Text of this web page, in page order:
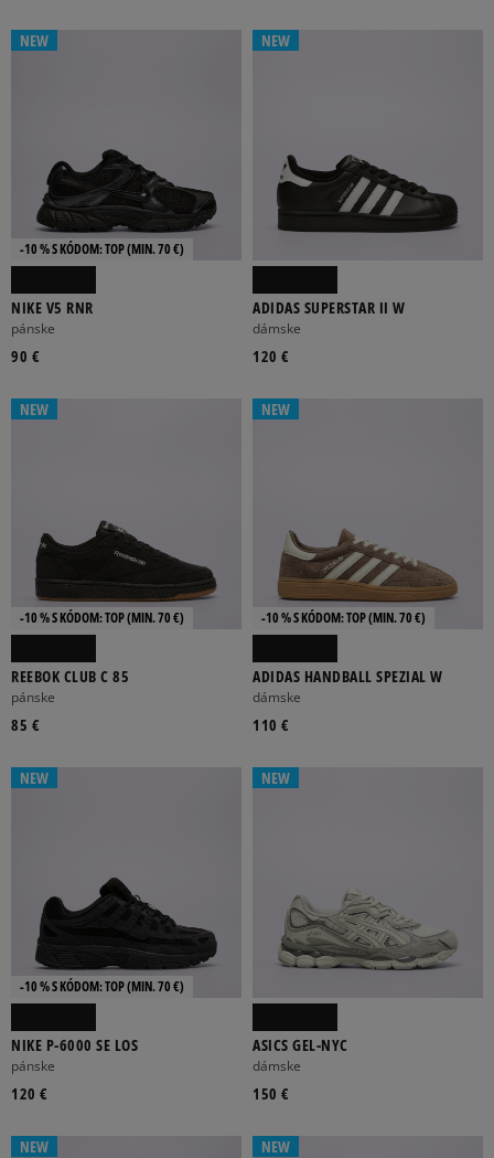
NEW
-10 % S KÓDOM: TOP (MIN. 70 €)
NIKE V5 RNR
pánske
90 €
NEW
ADIDAS SUPERSTAR II W
dámske
120 €
NEW
-10 % S KÓDOM: TOP (MIN. 70 €)
REEBOK CLUB C 85
pánske
85 €
NEW
-10 % S KÓDOM: TOP (MIN. 70 €)
ADIDAS HANDBALL SPEZIAL W
dámske
110 €
NEW
-10 % S KÓDOM: TOP (MIN. 70 €)
NIKE P-6000 SE LOS
pánske
120 €
NEW
ASICS GEL-NYC
dámske
150 €
NEW NEW